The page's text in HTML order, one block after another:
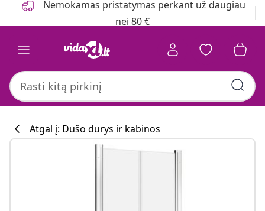
Nemokamas pristatymas perkant už daugiau
nei 80 €
Atgal į: Dušo durys ir kabinos